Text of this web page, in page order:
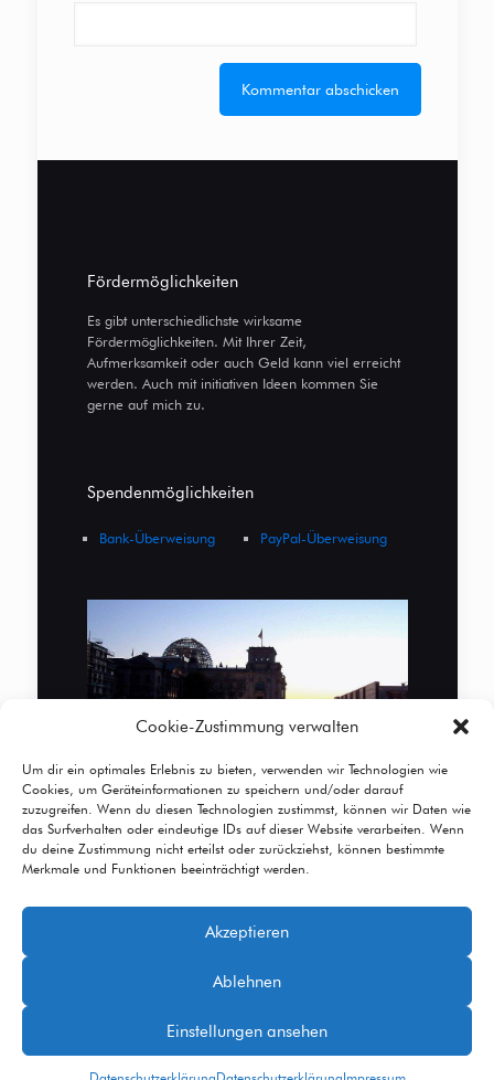
Cookie-Zustimmung verwalten
Um dir ein optimales Erlebnis zu bieten, verwenden wir Technologien wie
Cookies, um Geräteinformationen zu speichern und/oder darauf
zuzugreifen. Wenn du diesen Technologien zustimmst, können wir Daten wie
das Surfverhalten oder eindeutige IDs auf dieser Website verarbeiten. Wenn
du deine Zustimmung nicht erteilst oder zurückziehst, können bestimmte
Merkmale und Funktionen beeinträchtigt werden.
Akzeptieren
Ablehnen
Einstellungen ansehen
Fördermöglichkeiten
Es gibt unterschiedlichste wirksame
Fördermöglichkeiten. Mit Ihrer Zeit,
Aufmerksamkeit oder auch Geld kann viel erreicht
werden. Auch mit initiativen Ideen kommen Sie
gerne auf mich zu.
Spendenmöglichkeiten
Bank-Überweisung PayPal-Überweisung
© 2026 Betheme byMuffin group